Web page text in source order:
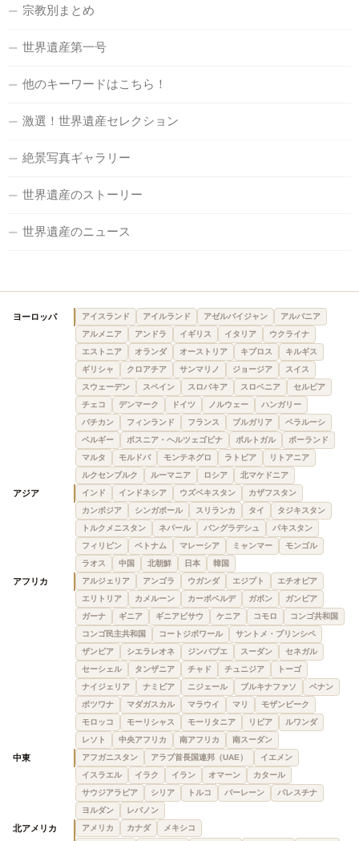
宗教別まとめ
世界遺産第一号
他のキーワードはこちら！
激選！世界遺産セレクション
絶景写真ギャラリー
世界遺産のストーリー
世界遺産のニュース
ヨーロッパ アイスランド アイルランド アゼルバイジャン
アルバニア
アルメニア
アンドラ イギリス イタリア
ウクライナ
エストニア
オランダ オーストリア キプロス
キルギス
ギリシャ
クロアチア サンマリノ ジョージア
スイス
スウェーデン
スペイン スロバキア スロベニア
セルビア
チェコ
デンマーク ドイツ ノルウェー
ハンガリー
バチカン
フィンランド フランス ブルガリア
ベラルーシ
ベルギー
ボスニア・ヘルツェゴビナ ポルトガル
ポーランド
マルタ
モルドバ モンテネグロ ラトビア
リトアニア
ルクセンブルク
ルーマニア ロシア 北マケドニア
アジア インド インドネシア ウズベキスタン
カザフスタン
カンボジア
シンガポール スリランカ タイ
タジキスタン
トルクメニスタン
ネパール バングラデシュ
パキスタン
フィリピン
ベトナム マレーシア ミャンマー
モンゴル
ラオス
中国 北朝鮮 日本 韓国
アフリカ アルジェリア アンゴラ ウガンダ エジプト
エチオピア
エリトリア
カメルーン カーボベルデ ガボン
ガンビア
ガーナ
ギニア ギニアビサウ ケニア コモロ
コンゴ共和国
コンゴ民主共和国
コートジボワール
サントメ・プリンシペ
ザンビア
シエラレオネ ジンバブエ スーダン
セネガル
セーシェル
タンザニア チャド チュニジア
トーゴ
ナイジェリア
ナミビア ニジェール ブルキナファソ
ベナン
ボツワナ
マダガスカル マラウイ マリ
モザンビーク
モロッコ
モーリシャス モーリタニア リビア
ルワンダ
レソト
中央アフリカ 南アフリカ 南スーダン
中東 アフガニスタン アラブ首長国連邦（UAE）
イエメン
イスラエル
イラク イラン オマーン
カタール
サウジアラビア
シリア トルコ バーレーン
パレスチナ
ヨルダン
レバノン
北アメリカ アメリカ カナダ メキシコ